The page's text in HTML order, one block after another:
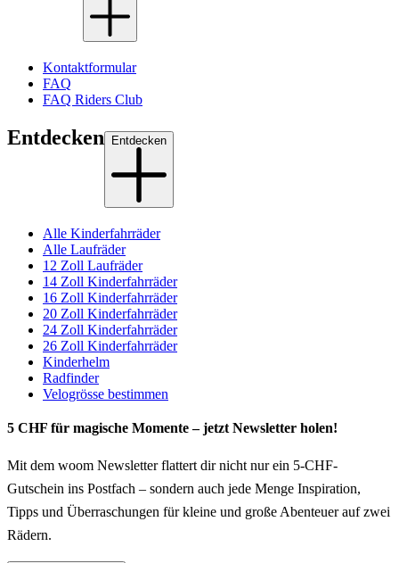
Kontaktformular
FAQ
FAQ Riders Club
Entdecken Entdecken
Alle Kinderfahrräder
Alle Laufräder
12 Zoll Laufräder
14 Zoll Kinderfahrräder
16 Zoll Kinderfahrräder
20 Zoll Kinderfahrräder
24 Zoll Kinderfahrräder
26 Zoll Kinderfahrräder
Kinderhelm
Radfinder
Velogrösse bestimmen
5 CHF für magische Momente – jetzt Newsletter holen!
Mit dem woom Newsletter flattert dir nicht nur ein 5-CHF-
Gutschein ins Postfach – sondern auch jede Menge Inspiration,
Tipps und Überraschungen für kleine und große Abenteuer auf zwei
Rädern.